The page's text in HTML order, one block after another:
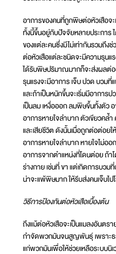
อาการของคนที่ถูกพิษต่อหัวเสือจ
ทั้งนี้ขึ้นอยู่กับปัจจัยหลายประการ
ของแต่ละคนซึ่งมีไม่เท่ากันรวมถึ
ต่อหัวเสือแต่ละชนิดจะมีความรุน
ได้รับพิษปริมาณมากก็จะส่งผลต่
รุนแรงจะมีอาการ เจ็บ ปวด บวมที่
และถ้าเป็นหนักขึ้นจะเริ่มมีอากา
เป็นลม เหงื่อออก ลมพิษขึ้นทั้งตัว
อาการหายใจลำบาก ตัวเขียวค
และเสียชีวิต ดังนั้นเมื่อถูกต่อต่อยใ
อาการหายใจลำบาก หายใจไม่อ
อาการจากตำแหน่งที่โดนต่อย ถ้า
ร่างกาย เช่นที่ ขา แต่เกิดการบว
น่าจะแพ้พิษมาก ให้รีบส่งคนเจ็บไ
วิธีการป้องกันต่อหัวเสือเบื้องต้น
ถึงแม้ต่อหัวเสือจะเป็นแมลงอันต
กำจัดพวกมันจนสูญพันธุ์ เพราะ
แก่พวกมันเพื่อให้ช่วยเหลือระบบนิ